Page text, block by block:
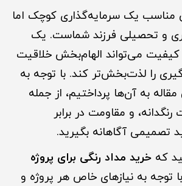
مناسب یک سرمایه‌گذاری کوچک اما
و تحصیلی فرزند شماست. یک
می‌تواند الهام‌بخش خلاقیت
را لذت‌بخش‌تر کند. با توجه به
به آن‌ها پرداختیم، از جمله
و مقاومت در برابر
تصمیمی آگاهانه بگیرید.
که خرید مداد رنگی برای پروژه
با توجه به نیازهای خاص هر پروژه و